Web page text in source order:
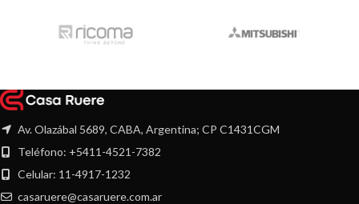
Av. Olazábal 5689, CABA, Argentina; CP C1431CGM
Teléfono: +5411-4521-7382
Celular: 11-4917-1232
casaruere@casaruere.com.ar